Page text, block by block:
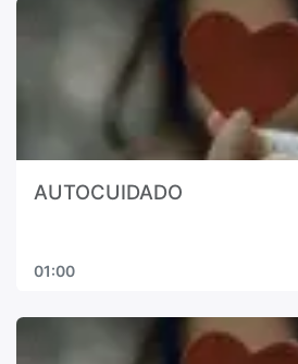
AUTOCUIDADO
01:00